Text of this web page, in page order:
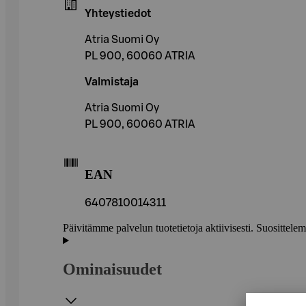
Yhteystiedot
Atria Suomi Oy
PL 900, 60060 ATRIA
Valmistaja
Atria Suomi Oy
PL 900, 60060 ATRIA
EAN
6407810014311
Päivitämme palvelun tuotetietoja aktiivisesti.
Ominaisuudet